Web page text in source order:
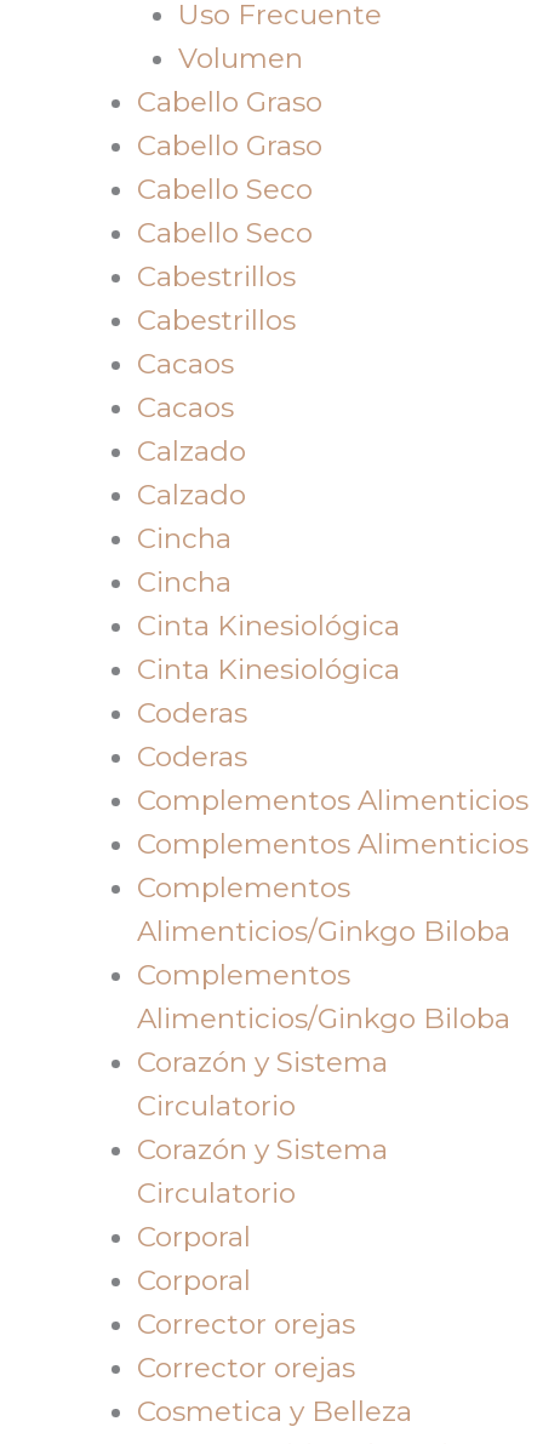
Uso Frecuente
Volumen
Cabello Graso
Cabello Graso
Cabello Seco
Cabello Seco
Cabestrillos
Cabestrillos
Cacaos
Cacaos
Calzado
Calzado
Cincha
Cincha
Cinta Kinesiológica
Cinta Kinesiológica
Coderas
Coderas
Complementos Alimenticios
Complementos Alimenticios
Complementos
Alimenticios/Ginkgo Biloba
Complementos
Alimenticios/Ginkgo Biloba
Corazón y Sistema
Circulatorio
Corazón y Sistema
Circulatorio
Corporal
Corporal
Corrector orejas
Corrector orejas
Cosmetica y Belleza